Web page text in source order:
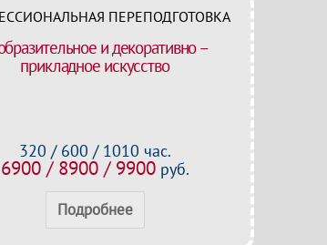
ПЕРЕПОДГОТОВКА
и декоративно –
прикладное искусство
320 / 600 / 1010 час.
6900 / 8900 / 9900руб.
Подробнее